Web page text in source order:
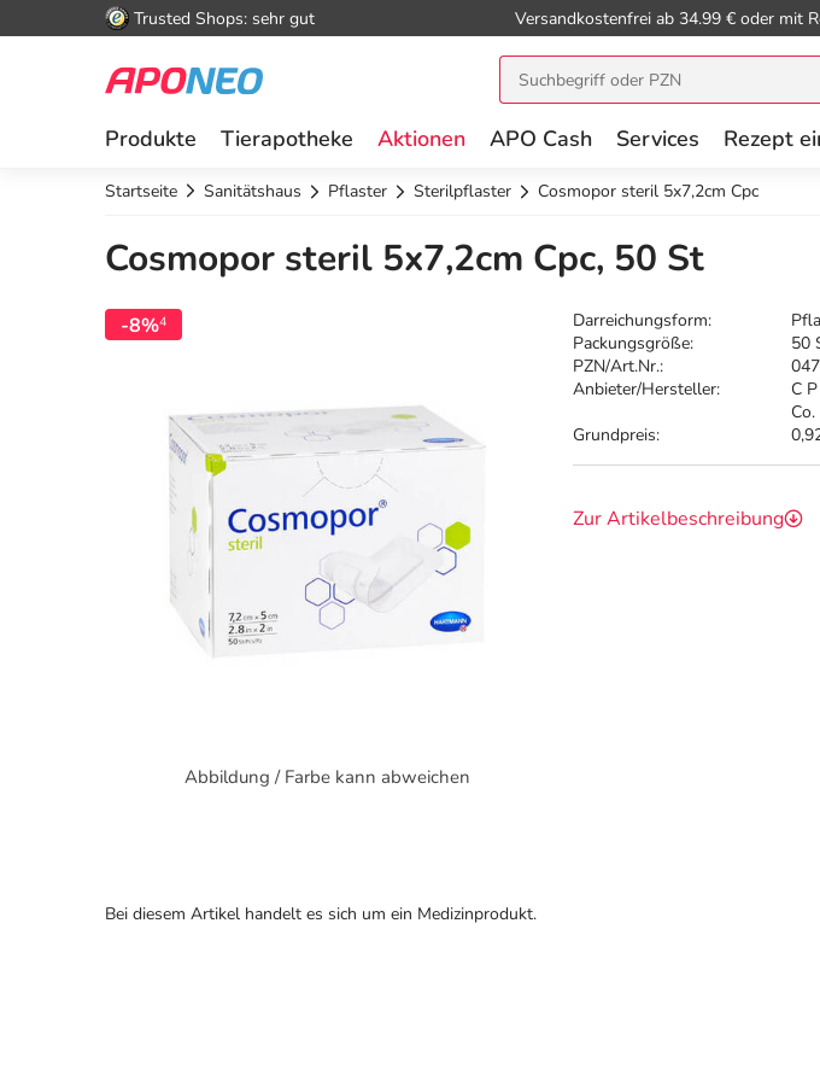
Trusted Shops: sehr gut Versandkostenfrei ab 34.99 € oder mit
Produkte Tierapotheke Aktionen APO Cash Services Rezept
Startseite Sanitätshaus Pflaster Sterilpflaster Cosmopor steril 5x7,2cm Cpc
Cosmopor steril 5x7,2cm Cpc, 50 St
-8%4
Abbildung / Farbe kann abweichen
Darreichungsform:
Packungsgröße:
50
PZN/Art.Nr.:
Anbieter/Hersteller:
C
Co.
Grundpreis:
Zur Artikelbeschreibung
Bei diesem Artikel handelt es sich um ein Medizinprodukt.